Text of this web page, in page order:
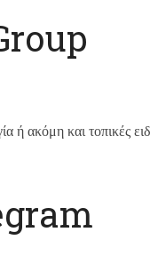
ή ακόμη και τοπικές